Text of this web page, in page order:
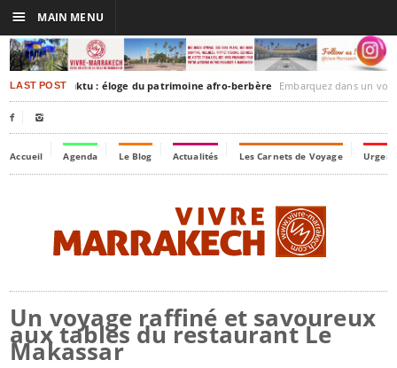
LAST POSTTimbuktu : éloge du patrimoine afro-berbère Embarquez dans un voyage culturel dans le
 
Accueil Agenda Le Blog Actualités Les Carnets de Voyage
Un voyage raffiné et savoureux
aux tables du restaurant Le
Makassar
☰ MAIN MENU